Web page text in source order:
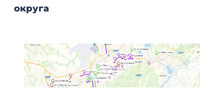
округа